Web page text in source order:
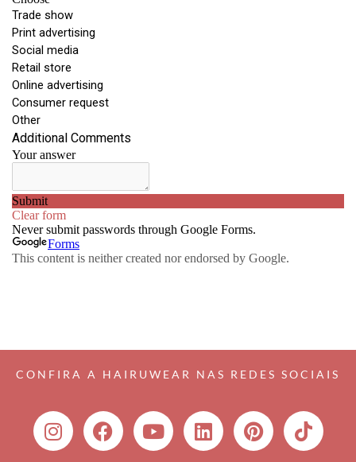
CONFIRA A HAIRUWEAR NAS REDES SOCIAIS